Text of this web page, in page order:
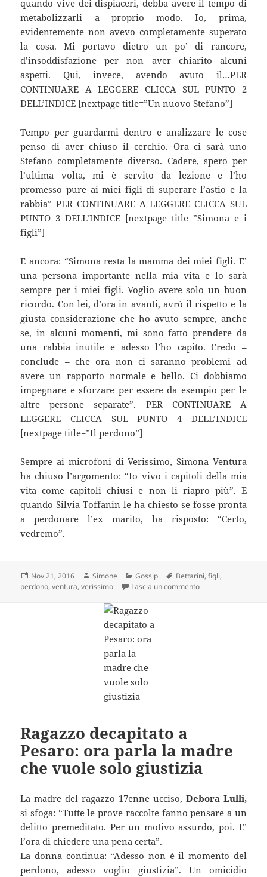
quando vive dei dispiaceri, debba avere il tempo di
metabolizzarli a proprio modo. Io, prima,
evidentemente non avevo completamente superato
la cosa. Mi portavo dietro un po’ di rancore,
d’insoddisfazione per non aver chiarito alcuni
aspetti. Qui, invece, avendo avuto il…PER
CONTINUARE A LEGGERE CLICCA SUL PUNTO 2
DELL’INDICE [nextpage title=”Un nuovo Stefano”]
Tempo per guardarmi dentro e analizzare le cose
penso di aver chiuso il cerchio. Ora ci sarà uno
Stefano completamente diverso. Cadere, spero per
l’ultima volta, mi è servito da lezione e l’ho
promesso pure ai miei figli di superare l’astio e la
rabbia” PER CONTINUARE A LEGGERE CLICCA SUL
PUNTO 3 DELL’INDICE [nextpage title=”Simona e i
figli”]
E ancora: “Simona resta la mamma dei miei figli. E’
una persona importante nella mia vita e lo sarà
sempre per i miei figli. Voglio avere solo un buon
ricordo. Con lei, d’ora in avanti, avrò il rispetto e la
giusta considerazione che ho avuto sempre, anche
se, in alcuni momenti, mi sono fatto prendere da
una rabbia inutile e adesso l’ho capito. Credo –
conclude – che ora non ci saranno problemi ad
avere un rapporto normale e bello. Ci dobbiamo
impegnare e sforzare per essere da esempio per le
altre persone separate”. PER CONTINUARE A
LEGGERE CLICCA SUL PUNTO 4 DELL’INDICE
[nextpage title=”Il perdono”]
Sempre ai microfoni di Verissimo, Simona Ventura
ha chiuso l’argomento: “Io vivo i capitoli della mia
vita come capitoli chiusi e non li riapro più”. E
quando Silvia Toffanin le ha chiesto se fosse pronta
a perdonare l’ex marito, ha risposto: “Certo,
vedremo”.
Scritto
il
Nov 21, 2016 Autore
Simone Categorie
Gossip Tag
Bettarini,figli,
perdono,ventura,verissimo Lascia un commentosu Simona Ventura
Ragazzo decapitato a
Pesaro: ora parla la madre
che vuole solo giustizia
La madre del ragazzo 17enne ucciso, Debora Lulli,
si sfoga: “Tutte le prove raccolte fanno pensare a un
delitto premeditato. Per un motivo assurdo, poi. E’
l’ora di chiedere una pena certa”.
La donna continua: “Adesso non è il momento del
perdono, adesso voglio giustizia”. Un omicidio